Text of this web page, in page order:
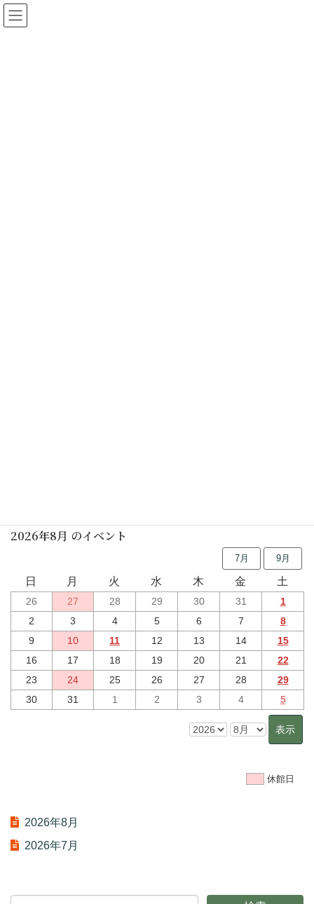
2026年8月 のイベント
7月 9月
日 月 火 水 木 金 土
26 27 28 29 30 31
1
2
3 4 5 6 7
8
9
10 11 12 13 14
15
16
17 18 19 20 21
22
23
24 25 26 27 28
29
30
31 1 2 3 4 5
休館日
2026年8月
2026年7月